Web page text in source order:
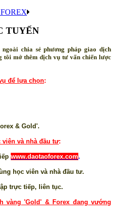
TUYẾN
chia sẻ phương pháp giao dịch
tôi mở thêm dịch vụ tư vấn chiến lược
để lựa chọn:
& Gold'.
và nhà đầu tư:
www.daotaoforex.com.
học viên và nhà đầu tư.
trực tiếp, liên tục.
vàng 'Gold' & Forex đang vướng